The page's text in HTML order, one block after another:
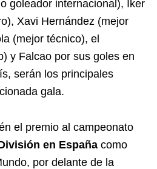
goleador internacional), Iker
Xavi Hernández (mejor
(mejor técnico), el
y Falcao por sus goles en
serán los principales
gala.
el premio al campeonato
en España como
por delante de la